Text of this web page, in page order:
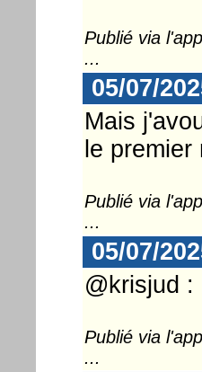
Publié via
...
05/07/
Mais
le
Publié via
...
05/07/
@krisjud
Publié via
...